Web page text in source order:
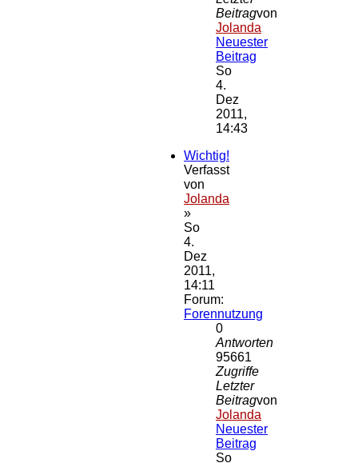
Beitragvon
Jolanda
Neuester
Beitrag
So
4.
Dez
2011,
14:43
Wichtig!
Verfasst
von
Jolanda
»
So
4.
Dez
2011,
14:11
Forum:
Forennutzung
0
Antworten
95661
Zugriffe
Letzter
Beitragvon
Jolanda
Neuester
Beitrag
So